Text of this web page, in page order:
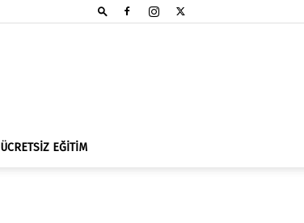
ÜCRETSİZ EĞİTİM